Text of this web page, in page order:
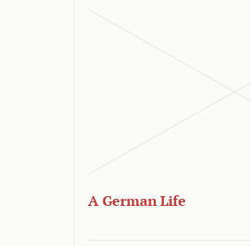
A German Life